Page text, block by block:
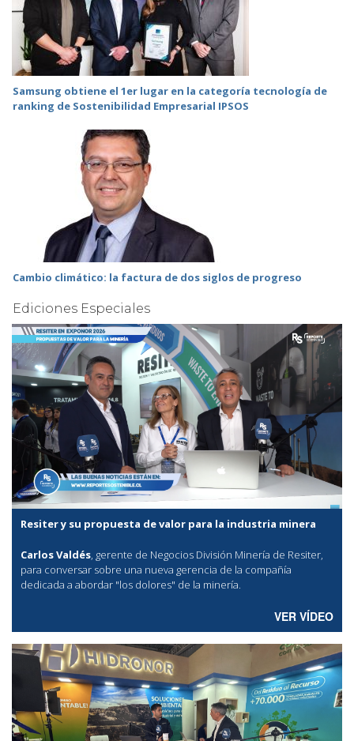
Samsung obtiene el 1er lugar en la categoría tecnología de
ranking de Sostenibilidad Empresarial IPSOS
Cambio climático: la factura de dos siglos de progreso
Ediciones Especiales
Resiter y su propuesta de valor para la industria minera
Carlos Valdés, gerente de Negocios División Minería de Resiter,
para conversar sobre una nueva gerencia de la compañía
dedicada a abordar "los dolores" de la minería.
VER VÍDEO